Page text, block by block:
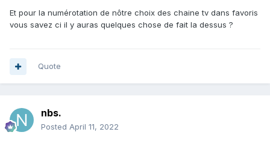
Et pour la numérotation de nôtre choix des chaine tv dans favoris
vous savez ci il y auras quelques chose de fait la dessus ?
Quote
nbs.
Posted April 11, 2022